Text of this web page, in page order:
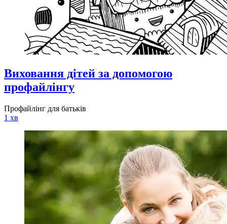
Виховання дітей за допомогою
профайлінгу
Профайлінг для батьків
1 хв